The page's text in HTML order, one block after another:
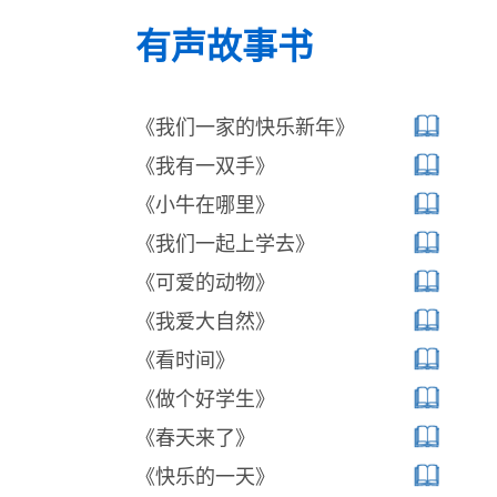
有声故事书
《我们一家的快乐新年》
《我有一双手》
《小牛在哪里》
《我们一起上学去》
《可爱的动物》
《我爱大自然》
《看时间》
《做个好学生》
《春天来了》
《快乐的一天》